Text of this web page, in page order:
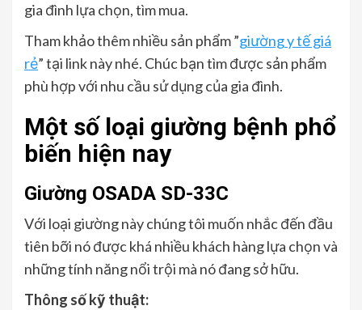
gia đình lựa chọn, tìm mua.
Tham khảo thêm nhiều sản phẩm ”giường y tế giá
rẻ” tại link này nhé. Chúc bạn tìm được sản phẩm
phù hợp với nhu cầu sử dụng của gia đình.
Một số loại giường bệnh phổ
biến hiện nay
Giường OSADA SD-33C
Với loại giường này chúng tôi muốn nhắc đến đầu
tiên bỡi nó được khá nhiều khách hàng lựa chọn và
những tính năng nổi trội mà nó đang sở hữu.
Thông số kỹ thuật: